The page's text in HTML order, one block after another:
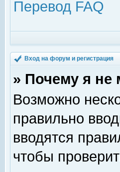
Перевод FAQ
Вход на форум и регистрация
» Почему я не
Возможно
правильно
вводятся
чтобы